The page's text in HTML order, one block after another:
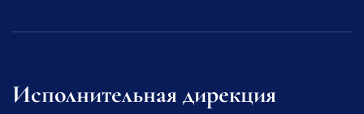
Исполнительная дирекция